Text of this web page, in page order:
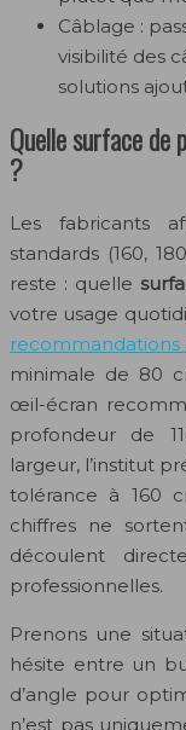
Câblage :
visibilité des
solutions
Quelle surface de
?
Les fabricants
standards (160,
reste : quelle
votre usage
minimale de 80
œil-écran
profondeur de
largeur, l’institut
tolérance à 160
chiffres ne
découlent
professionnelles.
Prenons une
hésite entre un
d’angle pour
n’est pas